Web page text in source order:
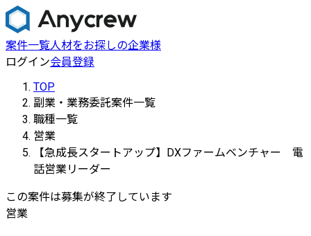
案件一覧人材をお探しの企業様
ログイン会員登録
TOP
副業・業務委託案件一覧
職種一覧
営業
【急成長スタートアップ】DXファームベンチャー 電
話営業リーダー
この案件は募集が終了しています
営業